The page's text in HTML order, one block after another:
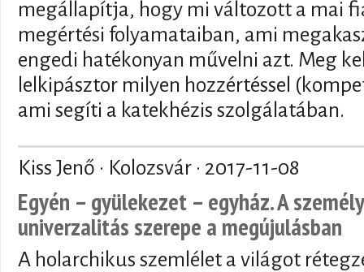
megállapítja, hogy mi változott a mai
megértési folyamataiban, ami
engedi hatékonyan művelni azt. Meg
lelkipásztor milyen hozzértéssel
ami segíti a katekhézis szolgálatában.
Kiss Jenő · Kolozsvár · 2017-11-08
Egyén – gyülekezet – egyház. A
univerzalitás szerepe a megújulásban
A holarchikus szemlélet a világot